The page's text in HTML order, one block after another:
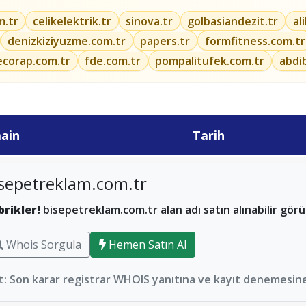
celikelektrik.tr sinova.tr golbasiandezit.tr
denizkiziyuzme.com.tr
papers.tr
formfitness.com.tr
fde.com.tr pompalitufek.com.tr
Tarih
bisepetreklam.com.tr alan adı satın alınabilir
Whois Sorgula Hemen Satın Al
Son karar registrar WHOIS yanıtına ve kayıt